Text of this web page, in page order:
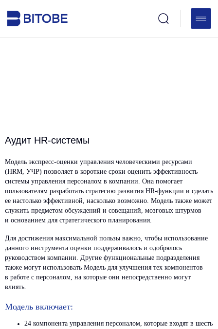
Аудит HR-системы
Модель экспресс-оценки управления человеческими ресурсами
(HRM, УЧР) позволяет в короткие сроки оценить эффективность
системы управления персоналом в компании. Она помогает
пользователям разработать стратегию развития HR-функции и сделать
ее настолько эффективной, насколько возможно. Модель также может
служить предметом обсуждений и совещаний, мозговых штурмов
и основанием для стратегического планирования.
Для достижения максимальной пользы важно, чтобы использование
данного инструмента оценки поддерживалось и одобрялось
руководством компании. Другие функциональные подразделения
также могут использовать Модель для улучшения тех компонентов
в работе с персоналом, на которые они непосредственно могут
влиять.
Модель включает:
24 компонента управления персоналом, которые входят в шесть